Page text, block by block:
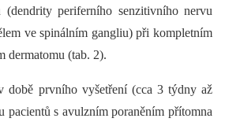
(dendrity periferního senzitivního nervu
ve spinálním gangliu) při kompletním
dermatomu (tab. 2).
době prvního vyšetření (cca 3 týdny až
pacientů s avulzním poraněním přítomna